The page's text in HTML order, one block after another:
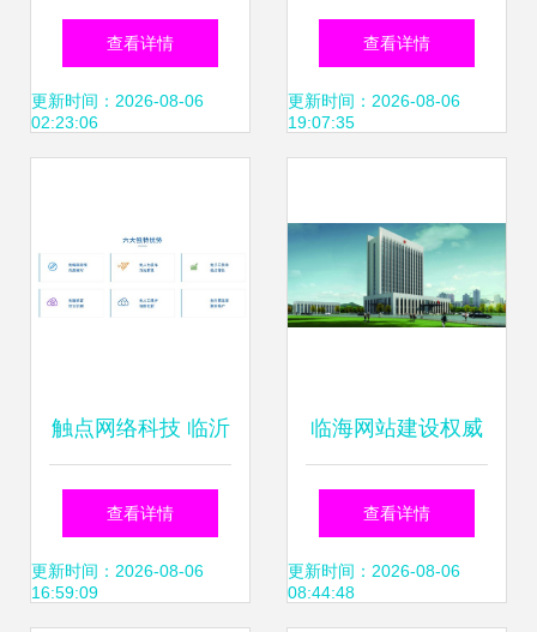
房屋租赁网站开源
代码模板
查看详情
更新时间：2026-08-06
02:23:06
如何告别千篇一律
的设计方式
查看详情
更新时间：2026-08-06
19:07:35
触点网络科技 临沂
网站建设性价比之
选，透明价位助力
查看详情
更新时间：2026-08-06
16:59:09
临海网站建设权威
观点 房管局查询系
统更新背后的数字
查看详情
更新时间：2026-08-06
08:44:48